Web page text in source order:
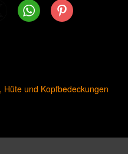
WhatsAppPinterest
Hüte und Kopfbedeckungen